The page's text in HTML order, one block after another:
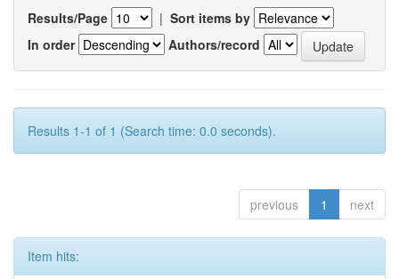
Results/Page | Sort items by
In order
Authors/record
Results 1-1 of 1 (Search time: 0.0 seconds).
previous 1 next
Item hits: